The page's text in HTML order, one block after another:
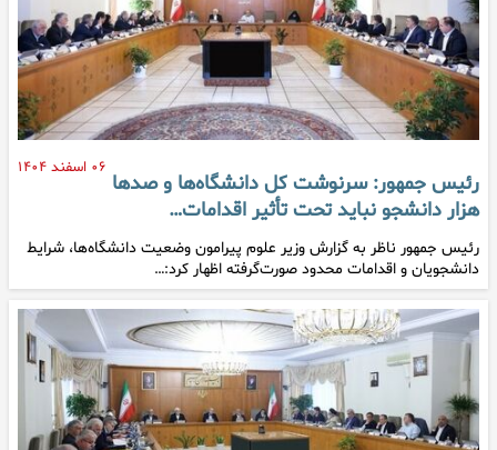
۰۶ اسفند ۱۴۰۴
رئیس جمهور: سرنوشت کل دانشگاه‌ها و صدها
هزار دانشجو نباید تحت تأثیر اقدامات…
رئیس جمهور ناظر به گزارش وزیر علوم پیرامون وضعیت دانشگاه‌ها، شرایط
دانشجویان و اقدامات محدود صورت‌گرفته اظهار کرد:…